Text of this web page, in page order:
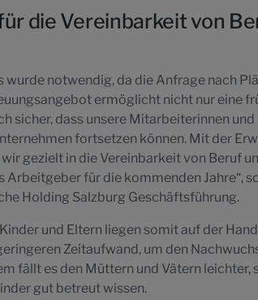
die Vereinbarkeit von
notwendig, da die Anfrage nach
ermöglicht nicht nur eine
sicher, dass unsere Mitarbeiterinnen und
fortsetzen können. Mit der
gezielt in die Vereinbarkeit von Beruf
für die kommenden Jahre“,
Holding Salzburg Geschäftsführung.
und Eltern liegen somit auf der
Zeitaufwand, um den
fällt es den Müttern und Vätern leichter,
gut betreut wissen.